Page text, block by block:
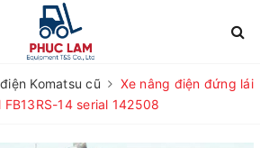
Komatsu cũ
Xe nâng điện đứng lái
14 serial 142508